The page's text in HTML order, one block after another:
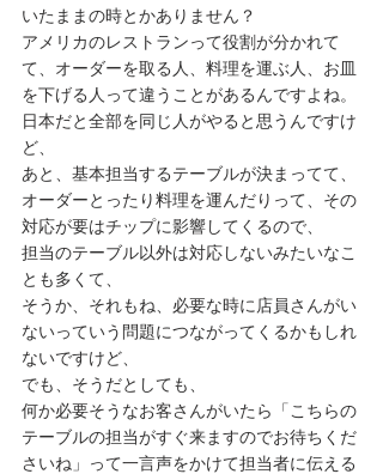
いたままの時とかありません？
アメリカのレストランって役割が分かれて
て、オーダーを取る人、料理を運ぶ人、お皿
を下げる人って違うことがあるんですよね。
日本だと全部を同じ人がやると思うんですけ
ど、
あと、基本担当するテーブルが決まってて、
オーダーとったり料理を運んだりって、その
対応が要はチップに影響してくるので、
担当のテーブル以外は対応しないみたいなこ
とも多くて、
そうか、それもね、必要な時に店員さんがい
ないっていう問題につながってくるかもしれ
ないですけど、
でも、そうだとしても、
何か必要そうなお客さんがいたら「こちらの
テーブルの担当がすぐ来ますのでお待ちくだ
さいね」って一言声をかけて担当者に伝える